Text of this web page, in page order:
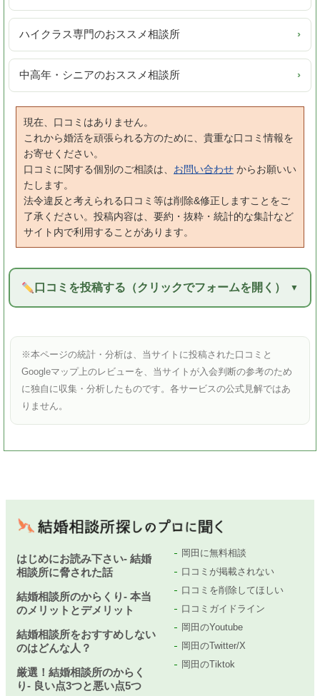
ハイクラス専門のおススメ相談所 ›
中高年・シニアのおススメ相談所 ›
現在、口コミはありません。
これから婚活を頑張られる方のために、貴重な口コミ情報を
お寄せください。
口コミに関する個別のご相談は、 お問い合わせ からお願いい
たします。
法令違反と考えられる口コミ等は削除&修正しますことをご
了承ください。投稿内容は、要約・抜粋・統計的な集計など
サイト内で利用することがあります。
口コミを投稿する（クリックでフォームを開く）
※本ページの統計・分析は、当サイトに投稿された口コミと
Googleマップ上のレビューを、当サイトが入会判断の参考のため
に独自に収集・分析したものです。各サービスの公式見解ではあ
りません。
はじめにお読み下さい- 結婚
相談所に脅された話
結婚相談所のからくり- 本当
のメリットとデメリット
結婚相談所をおすすめしない
のはどんな人？
厳選！結婚相談所のからく
り- 良い点3つと悪い点5つ
岡田に無料相談
口コミが掲載されない
口コミを削除してほしい
口コミガイドライン
岡田のYoutube
岡田のTwitter/X
岡田のTiktok